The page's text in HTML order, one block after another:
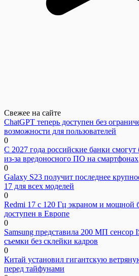
Свежее на сайте
ChatGPT теперь доступен без
возможности для пользователей
0
С 2027 года российские банки
из-за вредоносного ПО на смартфонах
0
Galaxy S23 получит последнее
17 для всех моделей
0
Redmi 17 с 120 Гц экраном и мощной
доступен в Европе
0
Samsung представила 200 МП
съемки без склейки кадров
0
Китай установил гигантскую
перед тайфунами